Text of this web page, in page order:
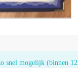
snel mogelijk (binnen